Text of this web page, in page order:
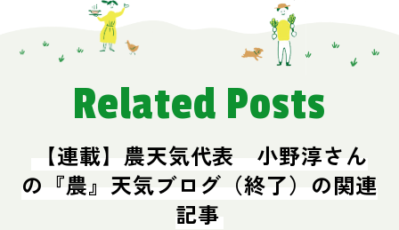
Related Posts
【連載】農天気代表 小野淳さん
の『農』天気ブログ（終了）の関連
記事